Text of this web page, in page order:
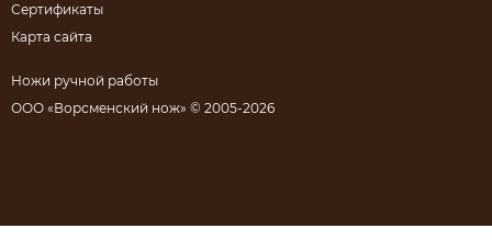
Сертификаты
Карта сайта
Ножи ручной работы
ООО «Ворсменский нож» © 2005-2026